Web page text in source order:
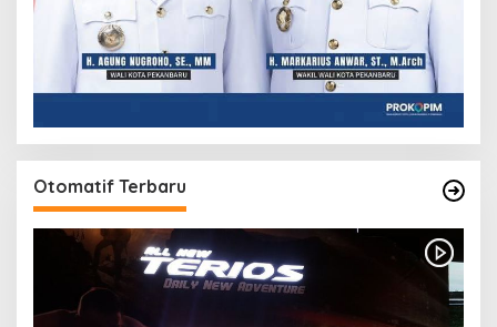
Otomatif Terbaru